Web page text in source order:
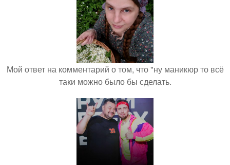
Мой ответ на комментарий о том, что "ну маникюр то всё
таки можно было бы сделать.